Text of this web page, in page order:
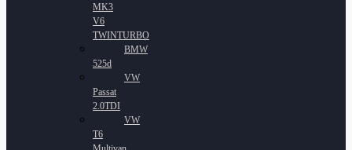
MK3
V6
TWINTURBO
BMW
525d
VW
Passat
2.0TDI
VW
T6